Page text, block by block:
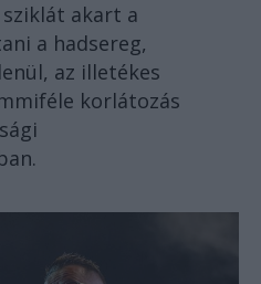
akart a
a hadsereg,
az illetékes
korlátozás